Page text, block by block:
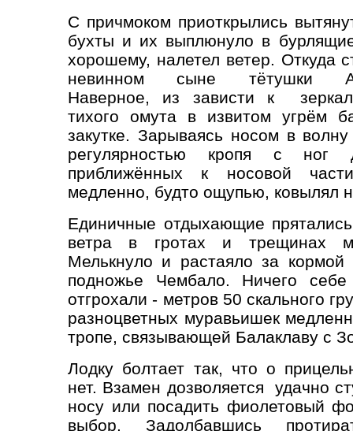
С причмоком приоткрылись
бухты и их выплюнуло в
хорошему, налетел ветер. Откуда
невинном сыне тётушки
Наверное, из зависти к
тихого омута в извитом угрём
закутке. Зарываясь носом в
регулярностью кропя с ног
приближённых к носовой
медленно, будто ощупью, ковылял
Единичные отдыхающие
ветра в гротах и трещинах
Мелькнуло и растаяло за кормой
подножье Чембало. Ничего
отгрохали - метров 50 скального
разноцветных муравьишек
тропе, связывающей Балаклаву с
Лодку болтает так, что о
нет. Взамен дозволяется удачно
носу или посадить фиолетовый
выбор. Задолбавшись